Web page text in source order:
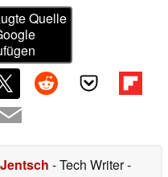
Quelle
- Tech Writer-